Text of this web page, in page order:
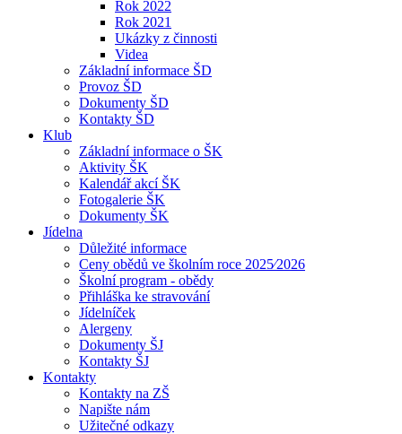
Rok 2022
Rok 2021
Ukázky z činnosti
Videa
Základní informace ŠD
Provoz ŠD
Dokumenty ŠD
Kontakty ŠD
Klub
Základní informace o ŠK
Aktivity ŠK
Kalendář akcí ŠK
Fotogalerie ŠK
Dokumenty ŠK
Jídelna
Důležité informace
Ceny obědů ve školním roce 2025⁄2026
Školní program - obědy
Přihláška ke stravování
Jídelníček
Alergeny
Dokumenty ŠJ
Kontakty ŠJ
Kontakty
Kontakty na ZŠ
Napište nám
Užitečné odkazy